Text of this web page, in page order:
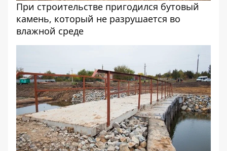
При строительстве пригодился бутовый
камень, который не разрушается во
влажной среде